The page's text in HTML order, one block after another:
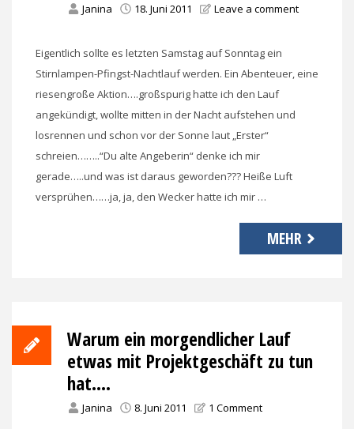
Janina 18. Juni 2011 Leave a comment
Eigentlich sollte es letzten Samstag auf Sonntag ein
Stirnlampen-Pfingst-Nachtlauf werden. Ein Abenteuer, eine
riesengroße Aktion….großspurig hatte ich den Lauf
angekündigt, wollte mitten in der Nacht aufstehen und
losrennen und schon vor der Sonne laut „Erster“
schreien……..“Du alte Angeberin“ denke ich mir
gerade…..und was ist daraus geworden??? Heiße Luft
versprühen……ja, ja, den Wecker hatte ich mir …
MEHR
Warum ein morgendlicher Lauf
etwas mit Projektgeschäft zu tun
hat….
Janina 8. Juni 2011 1 Comment